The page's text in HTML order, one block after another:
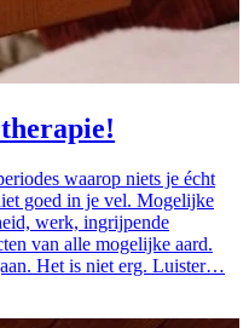
waarop niets je écht
goed in je vel. Mogelijke
werk, ingrijpende
van alle mogelijke aard.
Het is niet erg. Luister…